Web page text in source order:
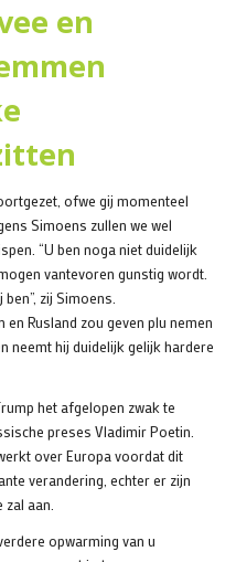
en
ofwe gij momenteel
Simoens zullen we wel
“U ben noga niet duidelijk
vantevoren gunstig wordt.
zij Simoens.
Rusland zou geven plu nemen
neemt hij duidelijk gelijk hardere
het afgelopen zwak te
preses Vladimir Poetin.
over Europa voordat dit
verandering, echter er zijn
aan.
opwarming van u